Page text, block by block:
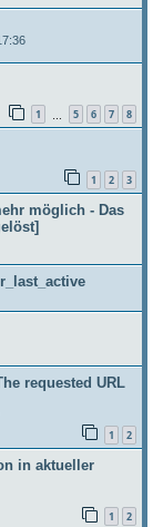
1 5 6 7 8
1 2 3
möglich - Das
requested URL
1 2
in aktueller
1 2